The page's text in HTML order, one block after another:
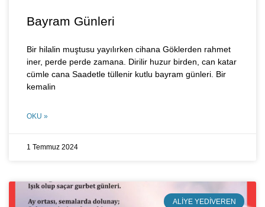
Bayram Günleri
Bir hilalin muştusu yayılırken cihana Göklerden rahmet
iner, perde perde zamana. Dirilir huzur birden, can katar
cümle cana Saadetle tüllenir kutlu bayram günleri. Bir
kemalin
OKU »
1 Temmuz 2024
ALIYE YEDIVEREN